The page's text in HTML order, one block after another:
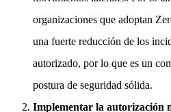
organizaciones que adoptan
una fuerte reducción de los
autorizado, por lo que es un
postura de seguridad sólida.
Implementar la autorización